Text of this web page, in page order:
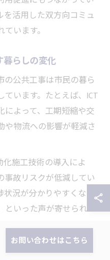
を活用した双方向コミュ
います。
らしの変化
公共工事は市民の暮ら
います。たとえば、ICT
によって、工期短縮や交
や物流への影響が軽減さ
施工技術の導入によ
事故リスクが低減してい
状況が分かりやすくなっ
といった声が寄せられて
市環境を実現するため
お問い合わせはこちら